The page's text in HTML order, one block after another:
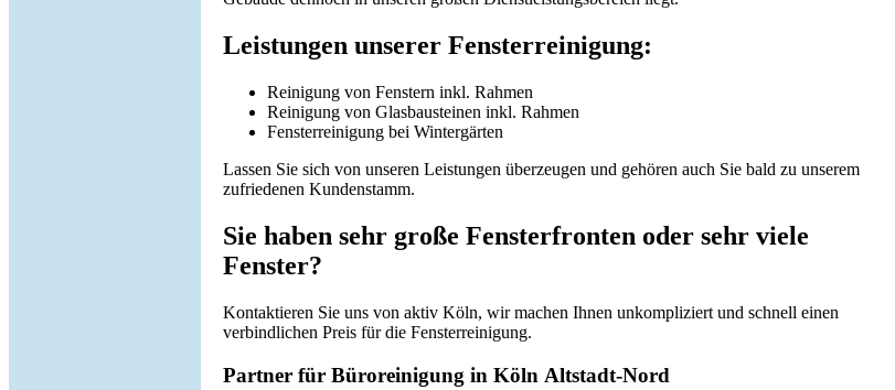
Leistungen unserer Fensterreinigung:
Reinigung von Fenstern inkl. Rahmen
Reinigung von Glasbausteinen inkl. Rahmen
Fensterreinigung bei Wintergärten
Lassen Sie sich von unseren Leistungen überzeugen und gehören auch Sie bald zu unserem
zufriedenen Kundenstamm.
Sie haben sehr große Fensterfronten oder sehr viele
Fenster?
Kontaktieren Sie uns von aktiv Köln, wir machen Ihnen unkompliziert und schnell einen
verbindlichen Preis für die Fensterreinigung.
Partner für Büroreinigung in Köln Altstadt-Nord